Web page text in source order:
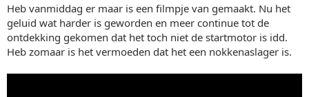
Heb vanmiddag er maar is een filmpje van gemaakt. Nu het
geluid wat harder is geworden en meer continue tot de
ontdekking gekomen dat het toch niet de startmotor is idd.
Heb zomaar is het vermoeden dat het een nokkenaslager is.